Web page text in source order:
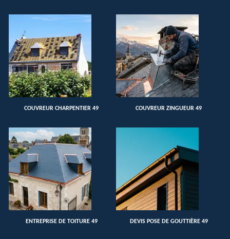
COUVREUR CHARPENTIER 49 COUVREUR ZINGUEUR 49
ENTREPRISE DE TOITURE 49 DEVIS POSE DE GOUTTIÈRE 49